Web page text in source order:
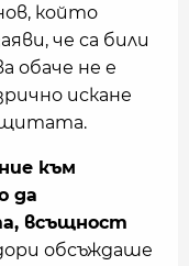
който
че са били
обаче не е
искане
към
да
всъщност
обсъждаше